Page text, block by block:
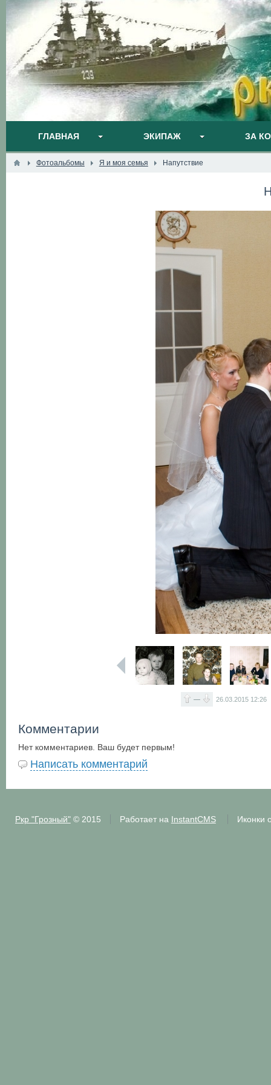
ГЛАВНАЯ ЭКИПАЖ ЗА
Фотоальбомы Я и моя семья Напутствие
— 26.03.2015 12:26
Комментарии
Нет комментариев. Ваш будет первым!
Написать комментарий
Ркр "Грозный"© 2015 Работает на InstantCMS Иконки